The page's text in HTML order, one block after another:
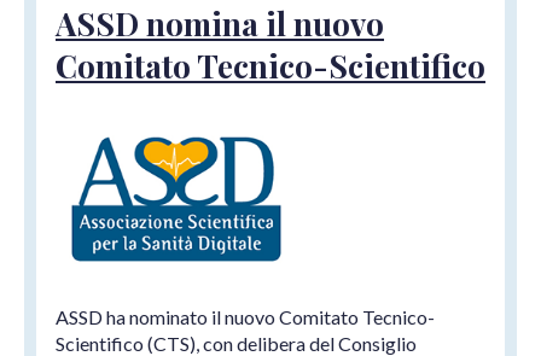
ASSD nomina il nuovo
Comitato Tecnico-Scientifico
ASSD ha nominato il nuovo Comitato Tecnico-
Scientifico (CTS), con delibera del Consiglio